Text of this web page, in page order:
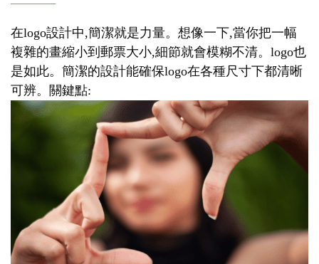
在logo設計中,簡潔就是力量。想像一下,當你把一幅
複雜的畫縮小到郵票大小,細節就會模糊不清。logo也
是如此。簡潔的設計能確保logo在各種尺寸下都清晰
可辨。關鍵點: